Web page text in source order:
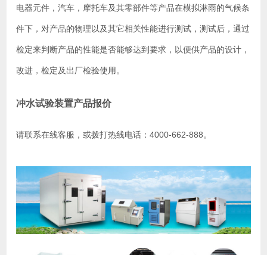
电器元件，汽车，摩托车及其零部件等产品在模拟淋雨的气候条
件下，对产品的物理以及其它相关性能进行测试，测试后，通过
检定来判断产品的性能是否能够达到要求，以便供产品的设计，
改进，检定及出厂检验使用。
冲水试验装置产品报价
请联系在线客服，或拨打热线电话：4000-662-888。